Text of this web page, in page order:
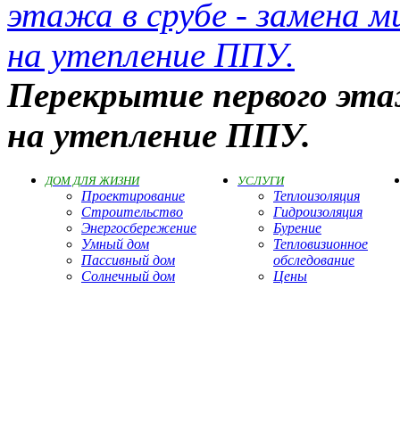
Перекрытие первого
на утепление ППУ.
ДОМ ДЛЯ ЖИЗНИ
Проектирование
Строительство
Энергосбережение
Умный дом
Пассивный дом
Солнечный дом
УСЛУГИ
Теплоизоляция
Гидроизоляция
Бурение
Тепловизионное
обследование
Цены